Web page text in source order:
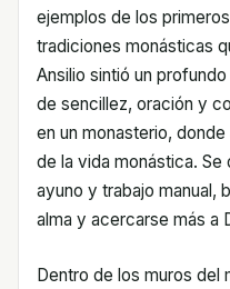
ejemplos de los
tradiciones monásticas
Ansilio sintió un
de sencillez, oración y
en un monasterio,
de la vida monástica.
ayuno y trabajo manual,
alma y acercarse más a
Dentro de los muros del